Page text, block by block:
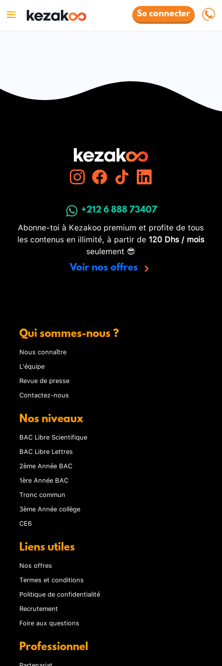
Se connecter
+212 6 888 73407
Abonne-toi à Kezakoo premium et profite de tous
les contenus en illimité, à partir de 120 Dhs / mois
seulement 😎
Voir nos offres
Qui sommes-nous ?
Nous connaître
L'équipe
Revue de presse
Contactez-nous
Nos niveaux
BAC Libre Scientifique
BAC Libre Lettres
2ème Année BAC
1ère Année BAC
Tronc commun
3ème Année collège
CE6
Liens utiles
Nos offres
Termes et conditions
Politique de confidentialité
Recrutement
Foire aux questions
Professionnel